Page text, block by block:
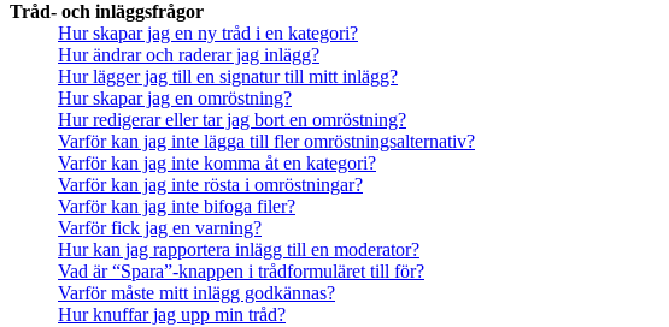
Tråd- och inläggsfrågor
Hur skapar jag en ny tråd i en kategori?
Hur ändrar och raderar jag inlägg?
Hur lägger jag till en signatur till mitt inlägg?
Hur skapar jag en omröstning?
Hur redigerar eller tar jag bort en omröstning?
Varför kan jag inte lägga till fler omröstningsalternativ?
Varför kan jag inte komma åt en kategori?
Varför kan jag inte rösta i omröstningar?
Varför kan jag inte bifoga filer?
Varför fick jag en varning?
Hur kan jag rapportera inlägg till en moderator?
Vad är “Spara”-knappen i trådformuläret till för?
Varför måste mitt inlägg godkännas?
Hur knuffar jag upp min tråd?